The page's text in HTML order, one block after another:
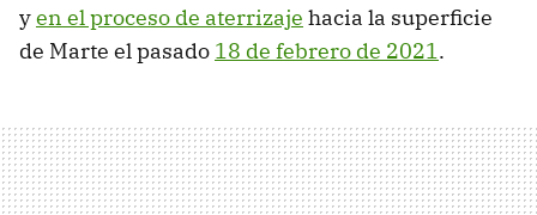
yen el proceso de aterrizaje hacia la superficie
de Marte el pasado 18 de febrero de 2021.